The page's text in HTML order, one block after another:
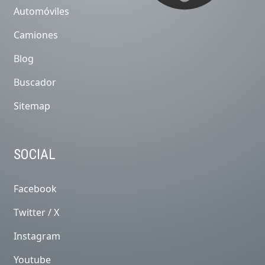
Automóviles
Camiones
Blog
Buscador
Sitemap
SOCIAL
Facebook
Twitter / X
Instagram
Youtube